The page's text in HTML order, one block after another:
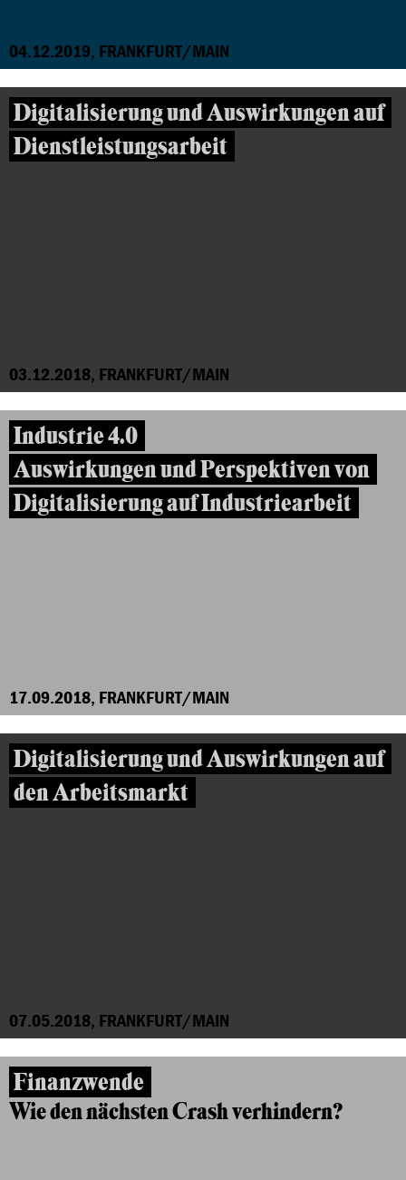
04.12.2019, FRANKFURT/MAIN
Digitalisierung und Auswirkungen auf
Dienstleistungsarbeit
03.12.2018, FRANKFURT/MAIN
Industrie 4.0
Auswirkungen und Perspektiven von
Digitalisierung auf Industriearbeit
17.09.2018, FRANKFURT/MAIN
Digitalisierung und Auswirkungen auf
den Arbeitsmarkt
07.05.2018, FRANKFURT/MAIN
Finanzwende
Wie den nächsten Crash verhindern?